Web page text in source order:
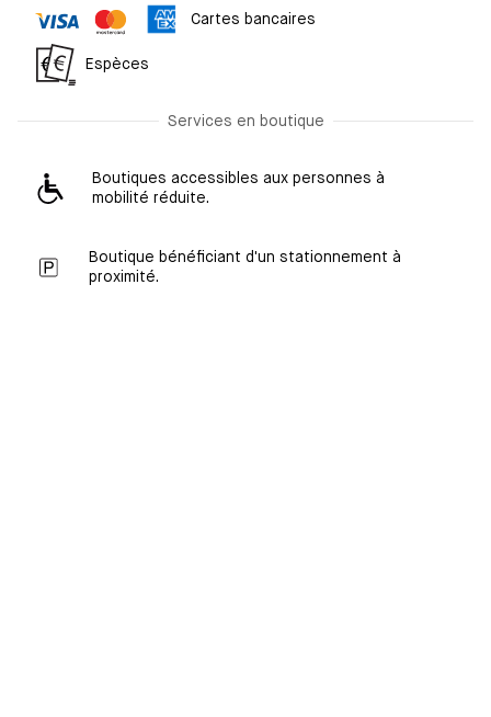
Cartes bancaires
Espèces
Services en boutique
Boutiques accessibles aux personnes à
mobilité réduite.
Boutique bénéficiant d'un stationnement à
proximité.